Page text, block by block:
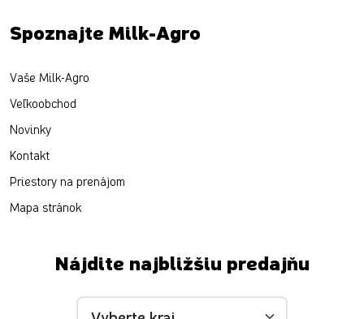
Spoznajte Milk-Agro
Vaše Milk-Agro
Veľkoobchod
Novinky
Kontakt
Priestory na prenájom
Mapa stránok
Nájdite najbližšiu predajňu